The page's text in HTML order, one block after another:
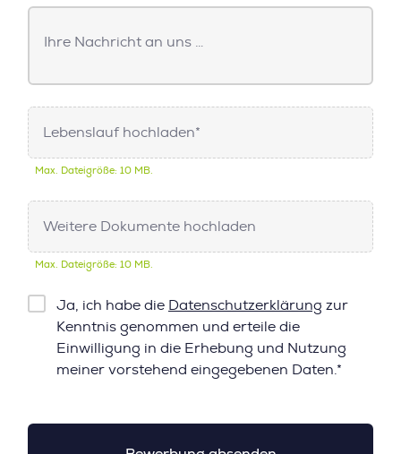
Freitext
Nachricht
Lebenslauf hochladen*
Max. Dateigröße: 10 MB.
Weitere Dokumente hochladen
Max. Dateigröße: 10 MB.
Checkbox
Datenschutz*
Ja, ich habe die Datenschutzerklärung zur
Kenntnis genommen und erteile die
Einwilligung in die Erhebung und Nutzung
meiner vorstehend eingegebenen Daten.*